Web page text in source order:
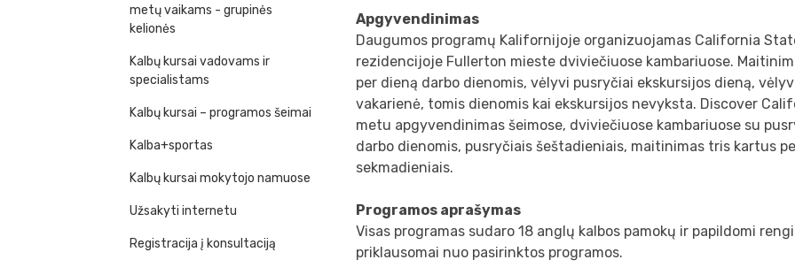
metų vaikams - grupinės
kelionės
Kalbų kursai vadovams ir
specialistams
Kalbų kursai – programos šeimai
Kalba+sportas
Kalbų kursai mokytojo namuose
Užsakyti internetu
Registracija į konsultaciją
Apgyvendinimas
Daugumos programų Kalifornijoje organizuojamas California
rezidencijoje Fullerton mieste dviviečiuose kambariuose.
per dieną darbo dienomis, vėlyvi pusryčiai ekskursijos dieną,
vakarienė, tomis dienomis kai ekskursijos nevyksta. Discover
metu apgyvendinimas šeimose, dviviečiuose kambariuose su
darbo dienomis, pusryčiais šeštadieniais, maitinimas tris kartus
sekmadieniais.
Programos aprašymas
Visas programas sudaro 18 anglų kalbos pamokų ir papildomi
priklausomai nuo pasirinktos programos.